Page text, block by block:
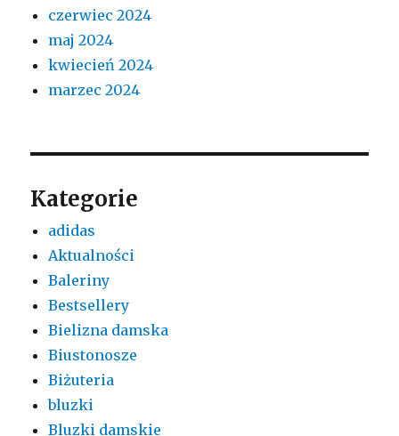
czerwiec 2024
maj 2024
kwiecień 2024
marzec 2024
Kategorie
adidas
Aktualności
Baleriny
Bestsellery
Bielizna damska
Biustonosze
Biżuteria
bluzki
Bluzki damskie